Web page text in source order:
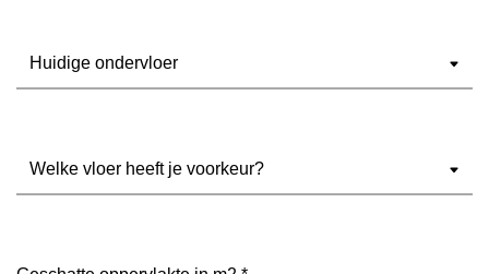
Ondervloer (Vereist)
Welke
Geschatte